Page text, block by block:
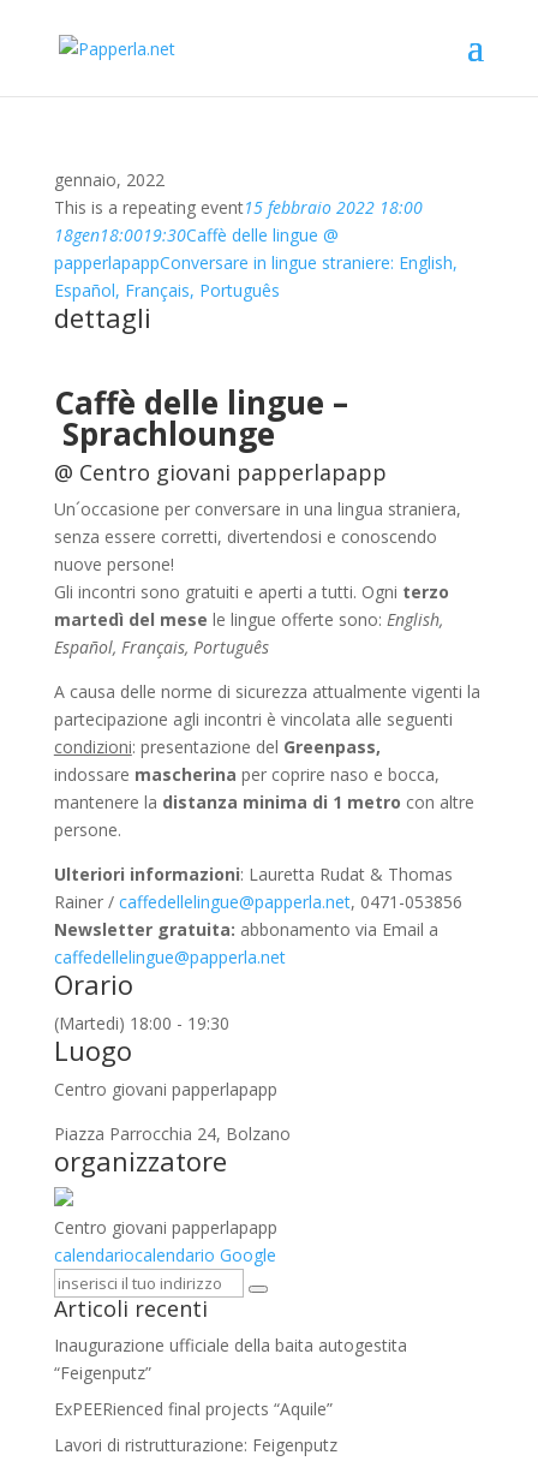
gennaio, 2022
This is a repeating event15 febbraio 2022 18:00
18gen18:0019:30Caffè delle lingue @
papperlapappConversare in lingue straniere: English,
Español, Français, Português
dettagli
Caffè delle lingue –
Sprachlounge
@ Centro giovani papperlapapp
Un´occasione per conversare in una lingua straniera,
senza essere corretti, divertendosi e conoscendo
nuove persone!
Gli incontri sono gratuiti e aperti a tutti. Ogni terzo
martedì del mese le lingue offerte sono: English,
Español, Français, Português
A causa delle norme di sicurezza attualmente vigenti la
partecipazione agli incontri è vincolata alle seguenti
condizioni: presentazione del Greenpass,
indossare mascherina per coprire naso e bocca,
mantenere la distanza minima di 1 metro con altre
persone.
Ulteriori informazioni: Lauretta Rudat & Thomas
Rainer / caffedellelingue@papperla.net, 0471-053856
Newsletter gratuita: abbonamento via Email a
caffedellelingue@papperla.net
Orario
(Martedi) 18:00 - 19:30
Luogo
Centro giovani papperlapapp
Piazza Parrocchia 24, Bolzano
organizzatore
Centro giovani papperlapapp
calendariocalendario Google
Articoli recenti
Inaugurazione ufficiale della baita autogestita
“Feigenputz”
ExPEERienced final projects “Aquile”
Lavori di ristrutturazione: Feigenputz